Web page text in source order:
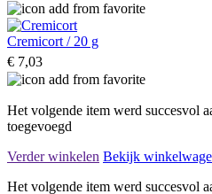
Cremicort / 20 g
€ 7,03
Het volgende item werd succesvol
toegevoegd
Verder winkelen Bekijk
Het volgende item werd succesvol